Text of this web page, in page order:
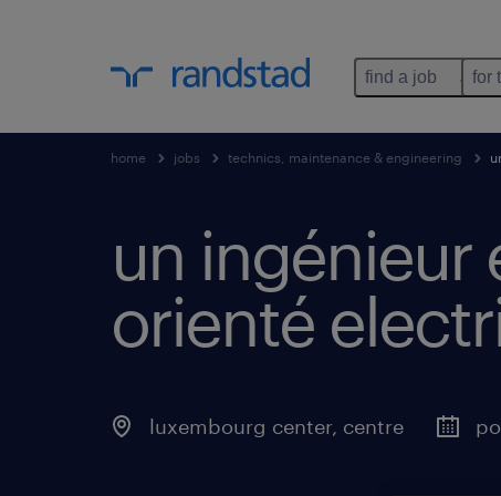
find a job for
home jobs technics, maintenance & engineering
un ingénieur
orienté
luxembourg center, centre